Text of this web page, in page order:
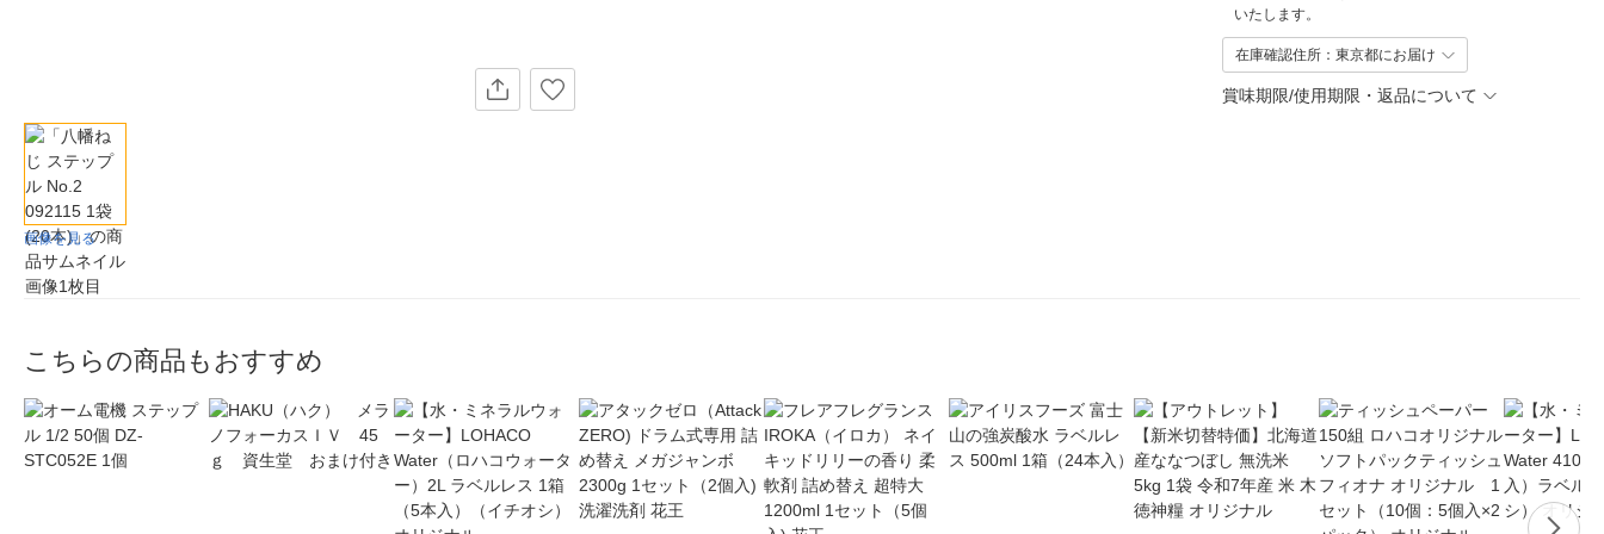
画像を見る
いたします。
在庫確認住所：東京都にお届け
賞味期限/使用期限・返品について
こちらの商品もおすすめ